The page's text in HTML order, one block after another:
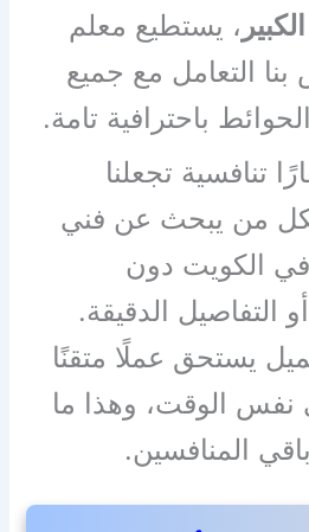
، يستطيع معلم
التعامل مع جميع
باحترافية تامة.
تنافسية تجعلنا
لكل من يبحث عن فني
الكويت دون
التفاصيل الدقيقة.
يستحق عملًا متقنًا
نفس الوقت، وهذا ما
المنافسين.